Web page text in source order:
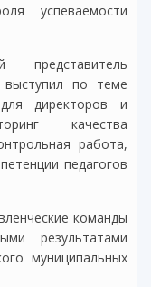
успеваемости
выступил по теме
директоров и
качества
работа,
педагогов
команды
результатами
муниципальных